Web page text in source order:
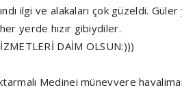
ilgi ve alakaları çok güzeldi.
her yerde hızır gibiydiler.
DAİM OLSUN:)))
Medinei münevvere